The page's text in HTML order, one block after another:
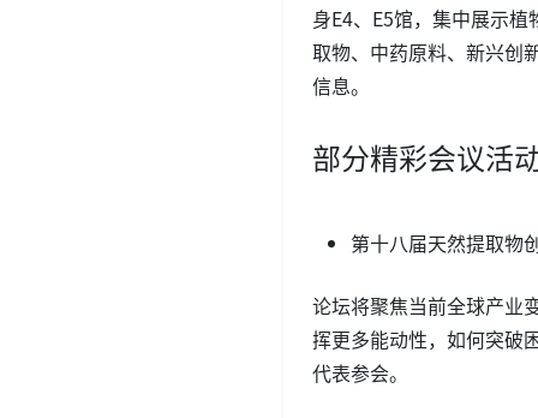
身E4、E5馆，集中展示
取物、中药原料、新兴创
信息。
部分精彩会议活
第十八届天然提取物
论坛将聚焦当前全球产业
挥更多能动性，如何突破
代表参会。